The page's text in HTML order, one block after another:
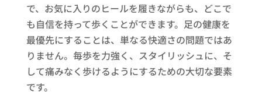
で、お気に入りのヒールを履きながらも、どこで
も自信を持って歩くことができます。足の健康を
最優先にすることは、単なる快適さの問題ではあ
りません。毎歩を力強く、スタイリッシュに、そ
して痛みなく歩けるようにするための大切な要素
です。